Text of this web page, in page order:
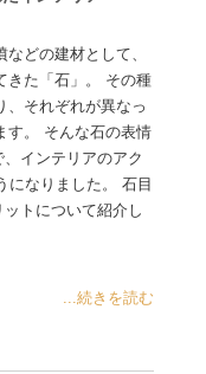
どの建材として、
きた「石」。 その種
、それぞれが異なっ
す。 そんな石の表情
インテリアのアク
になりました。 石目
トについて紹介し
...続きを読む